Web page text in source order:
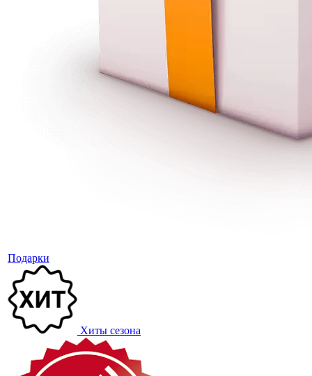
Подарки
Хиты сезона